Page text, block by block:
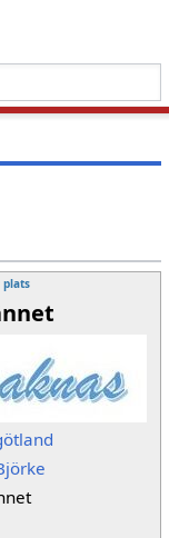
plats